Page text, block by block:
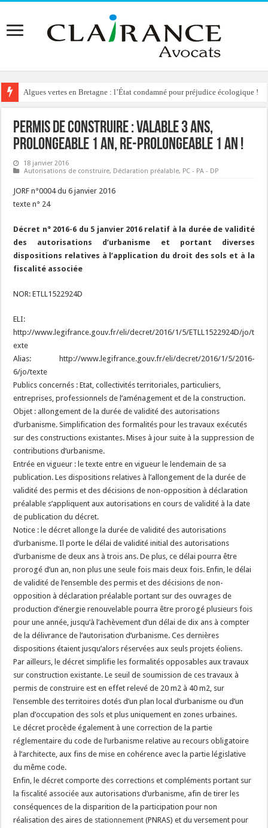
Algues vertes en Bretagne : l’État condamné pour préjudice écologique !
Permis de construire : valable 3 ans,
prolongeable 1 an, re-prolongeable 1 an !
18 janvier 2016
Autorisations de construire, Déclaration préalable, PC - PA - DP
JORF n°0004 du 6 janvier 2016
texte n° 24
Décret n° 2016-6 du 5 janvier 2016 relatif à la durée de validité
des autorisations d’urbanisme et portant diverses
dispositions relatives à l’application du droit des sols et à la
fiscalité associée
NOR: ETLL1522924D
ELI:
http://www.legifrance.gouv.fr/eli/decret/2016/1/5/ETLL1522924D/jo/t
exte
Alias: http://www.legifrance.gouv.fr/eli/decret/2016/1/5/2016-
6/jo/texte
Publics concernés : Etat, collectivités territoriales, particuliers,
entreprises, professionnels de l’aménagement et de la construction.
Objet : allongement de la durée de validité des autorisations
d’urbanisme. Simplification des formalités pour les travaux exécutés
sur des constructions existantes. Mises à jour suite à la suppression de
contributions d’urbanisme.
Entrée en vigueur : le texte entre en vigueur le lendemain de sa
publication. Les dispositions relatives à l’allongement de la durée de
validité des permis et des décisions de non-opposition à déclaration
préalable s’appliquent aux autorisations en cours de validité à la date
de publication du décret.
Notice : le décret allonge la durée de validité des autorisations
d’urbanisme. Il porte le délai de validité initial des autorisations
d’urbanisme de deux ans à trois ans. De plus, ce délai pourra être
prorogé d’un an, non plus une seule fois mais deux fois. Enfin, le délai
de validité de l’ensemble des permis et des décisions de non-
opposition à déclaration préalable portant sur des ouvrages de
production d’énergie renouvelable pourra être prorogé plusieurs fois
pour une année, jusqu’à l’achèvement d’un délai de dix ans à compter
de la délivrance de l’autorisation d’urbanisme. Ces dernières
dispositions étaient jusqu’alors réservées aux seuls projets éoliens.
Par ailleurs, le décret simplifie les formalités opposables aux travaux
sur construction existante. Le seuil de soumission de ces travaux à
permis de construire est en effet relevé de 20 m2 à 40 m2, sur
l’ensemble des territoires dotés d’un plan local d’urbanisme ou d’un
plan d’occupation des sols et plus uniquement en zones urbaines.
Le décret procède également à une correction de la partie
réglementaire du code de l’urbanisme relative au recours obligatoire
à l’architecte, aux fins de mise en cohérence avec la partie législative
du même code.
Enfin, le décret comporte des corrections et compléments portant sur
la fiscalité associée aux autorisations d’urbanisme, afin de tirer les
conséquences de la disparition de la participation pour non
réalisation des aires de stationnement (PNRAS) et du versement pour